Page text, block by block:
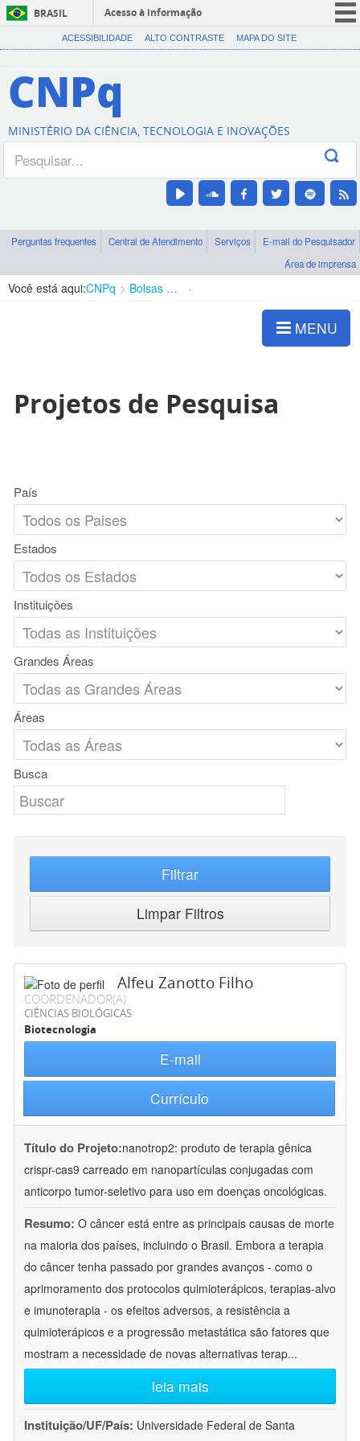
BRASIL
Acesso à informação
CORONAVÍRUS (COVID-19)
Canais
ACESSIBILIDADE ALTO CONTRASTE MAPA DO SITE
CNPq
MINISTÉRIO DA CIÊNCIA, TECNOLOGIA E INOVAÇÕES
Perguntas frequentes Central de Atendimento Serviços
E-mail do Pesquisador
Área de imprensa
Você está aqui:CNPq Bolsas e Auxílios Vigentes
MENU
Projetos de Pesquisa
País
Estados
Instituições
Grandes Áreas
Áreas
Busca
Filtrar
Limpar Filtros
Alfeu Zanotto Filho
COORDENADOR(A)
CIÊNCIAS BIOLÓGICAS
Biotecnologia
E-mail
Currículo
Título do Projeto:nanotrop2: produto de terapia gênica
crispr-cas9 carreado em nanopartículas conjugadas com
anticorpo tumor-seletivo para uso em doenças oncológicas.
Resumo: O câncer está entre as principais causas de morte
na maioria dos países, incluindo o Brasil. Embora a terapia
do câncer tenha passado por grandes avanços - como o
aprimoramento dos protocolos quimioterápicos, terapias-alvo
e imunoterapia - os efeitos adversos, a resistência a
quimioterápicos e a progressão metastática são fatores que
mostram a necessidade de novas alternativas terap...
leia mais
Instituição/UF/País: Universidade Federal de Santa